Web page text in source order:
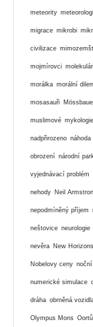
meteority
migrace mikrobi
civilizace
mojmírovci
morálka morální
mosasauři
muslimové mykologie
nadpřirozeno náhoda
obrození národní
vyjednávací problém
nehody Neil
nepodmíněný příjem
neštovice neurologie
nevěra New Horizons
Nobelovy ceny noční
numerické simulace
dráha obrněná
Olympus Mons